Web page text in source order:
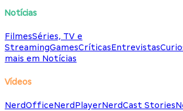
Notícias
FilmesSéries, TV e
StreamingGamesCríticasEntrevistas
mais em Notícias
Vídeos
NerdOfficeNerdPlayerNerdCast Stories